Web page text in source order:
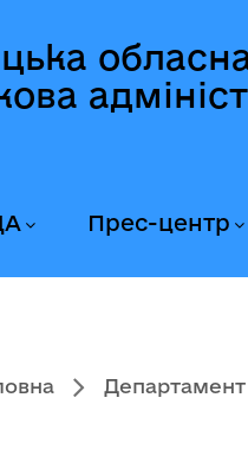
Прес-центр
Департамент